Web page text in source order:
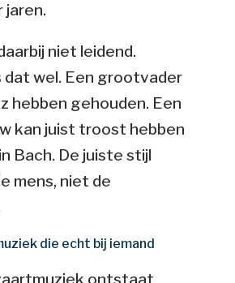
jaren.
niet leidend.
dat wel. Een grootvader
hebben gehouden. Een
kan juist troost hebben
Bach. De juiste stijl
mens, niet de
die echt bij iemand